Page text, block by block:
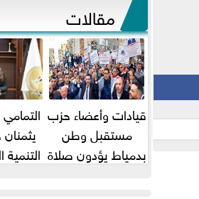
مقالات
قيادات وأعضاء حزب
مستقبل وطن
بدمياط يؤدون صلاة